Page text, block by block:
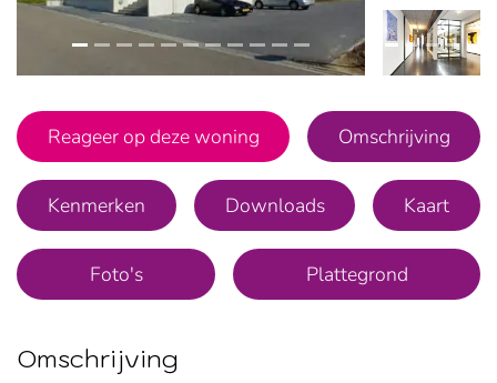
Reageer op deze woning Omschrijving
Kenmerken Downloads Kaart
Foto's Plattegrond
Omschrijving